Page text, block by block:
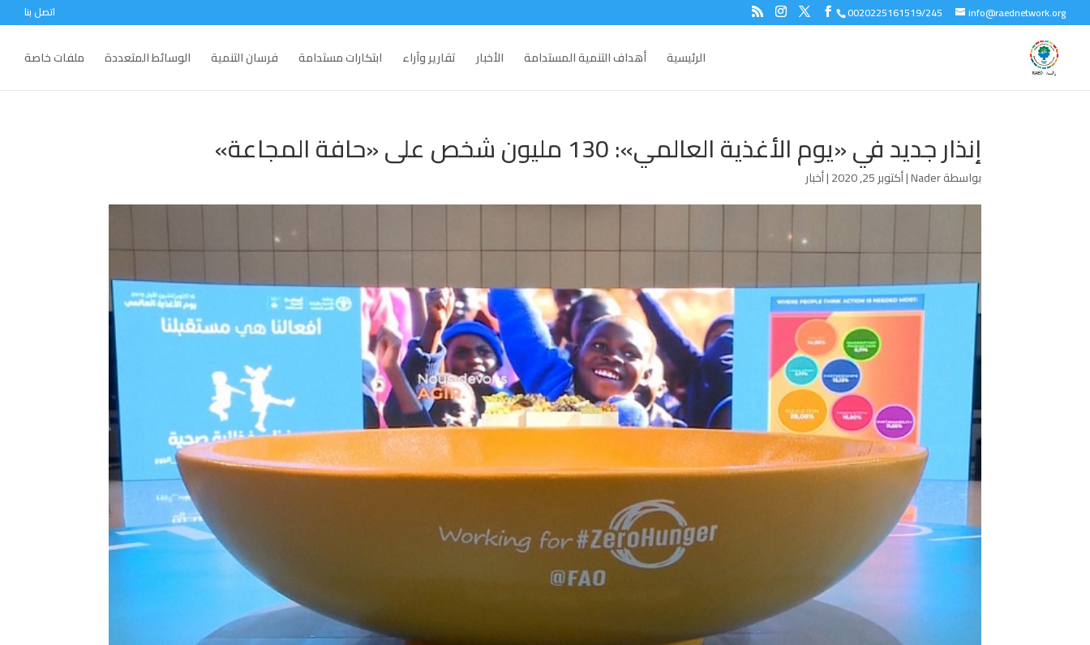
0020225161519/245 info@raednetwork.org اتصل بنا
الرئيسية أهداف التنمية المستدامة الأخبار تقارير وآراء ابتكارات مستدامة فرسان التنمية الوسائط المتعددة ملفات خاصة
إنذار جديد في «يوم الأغذية العالمي»: 130 مليون شخص على «حافة المجاعة»
بواسطةNader
|أكتوبر 25, 2020 |أخبار